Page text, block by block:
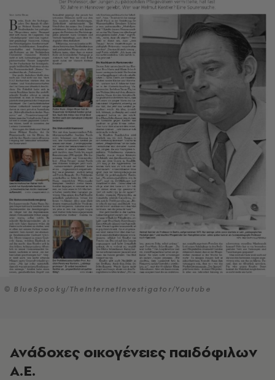
© BlueSpooky/TheInternetInvestigator/Youtube
Ανάδοχες οικογένειες παιδόφιλων
Α.Ε.